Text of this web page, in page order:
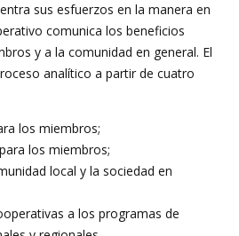
sus esfuerzos en la manera en
comunica los beneficios
y a la comunidad en general. El
analítico a partir de cuatro
los miembros;
los miembros;
local y la sociedad en
a los programas de